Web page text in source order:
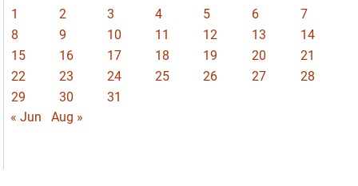
1 2 3 4 5 6
7
8
9 10 11 12 13
14
15
16 17 18 19 20
21
22
23 24 25 26 27
28
29
30
31
« Jun
Aug »